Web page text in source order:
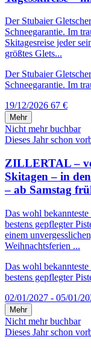
Der Stubaier
Schneegarantie. Im
Skitagesreise jeder
größtes Glets...
Der Stubaier
Schneegarantie. Im
19/12/2026 67 €
Mehr
Nicht mehr buchbar
Dieses Jahr schon
ZILLERTAL –
Skitagen – in
– ab Samstag
Das wohl
bestens gepflegter
einem
Weihnachtsferien ...
Das wohl
bestens gepflegter
02/01/2027 - 05/01/
Mehr
Nicht mehr buchbar
Dieses Jahr schon